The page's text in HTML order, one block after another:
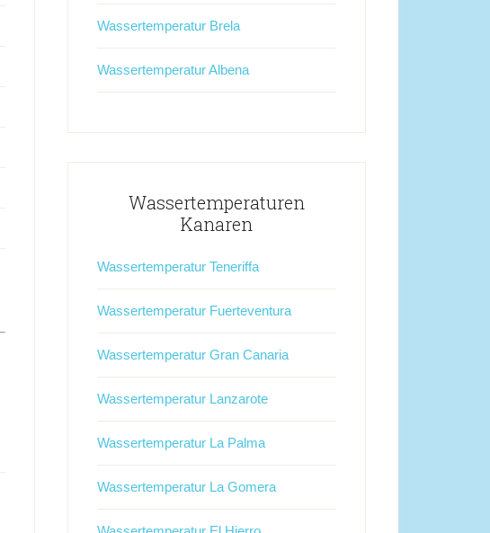
Wassertemperatur Brela
Wassertemperatur Albena
Wassertemperaturen
Kanaren
Wassertemperatur Teneriffa
Wassertemperatur Fuerteventura
Wassertemperatur Gran Canaria
Wassertemperatur Lanzarote
Wassertemperatur La Palma
Wassertemperatur La Gomera